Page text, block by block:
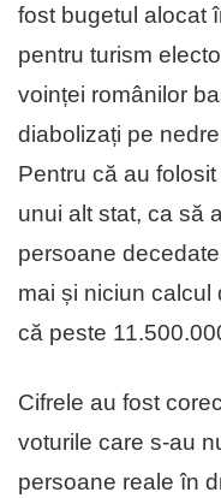
fost bugetul alocat
pentru turism
voinței românilor
diabolizați pe
Pentru că au
unui alt stat, ca să
persoane
mai și niciun calcul
că peste
Cifrele au fost
voturile care s-au
persoane reale în